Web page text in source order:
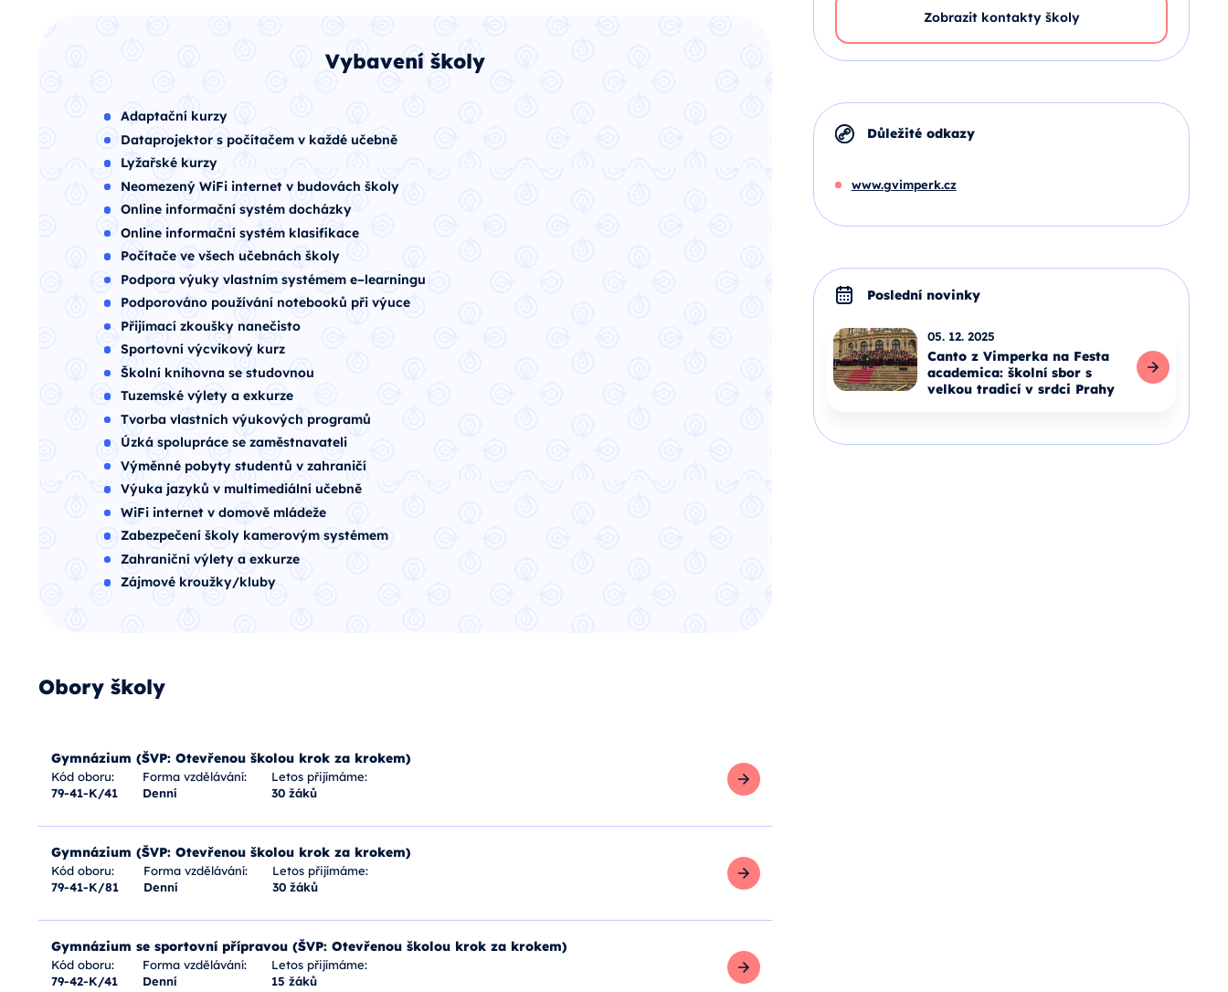
Vybavení školy
Adaptační kurzy
Dataprojektor s počítačem v každé učebně
Lyžařské kurzy
Neomezený WiFi internet v budovách školy
Online informační systém docházky
Online informační systém klasifikace
Počítače ve všech učebnách školy
Podpora výuky vlastním systémem e–learningu
Podporováno používání notebooků při výuce
Přijímací zkoušky nanečisto
Sportovní výcvikový kurz
Školní knihovna se studovnou
Tuzemské výlety a exkurze
Tvorba vlastních výukových programů
Úzká spolupráce se zaměstnavateli
Výměnné pobyty studentů v zahraničí
Výuka jazyků v multimediální učebně
WiFi internet v domově mládeže
Zabezpečení školy kamerovým systémem
Zahraniční výlety a exkurze
Zájmové kroužky/kluby
Obory školy
Gymnázium (ŠVP: Otevřenou školou krok za krokem)
Kód oboru:
79-41-K/41
Forma vzdělávání:
Denní
Letos přijímáme:
30 žáků
Zobrazit více
Gymnázium (ŠVP: Otevřenou školou krok za krokem)
Kód oboru:
79-41-K/81
Forma vzdělávání:
Denní
Letos přijímáme:
30 žáků
Zobrazit více
Gymnázium se sportovní přípravou (ŠVP: Otevřenou školou krok za krokem)
Kód oboru:
79-42-K/41
Forma vzdělávání:
Denní
Letos přijímáme:
15 žáků
Zobrazit kontakty školy
Důležité odkazy
www.gvimperk.cz
Poslední novinky
05. 12. 2025
Canto z Vimperka na Festa
academica: školní sbor s
velkou tradicí v srdci Prahy
Celý článek